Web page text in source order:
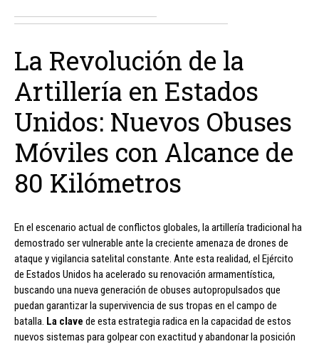
La Revolución de la
Artillería en Estados
Unidos: Nuevos Obuses
Móviles con Alcance de
80 Kilómetros
En el escenario actual de conflictos globales, la artillería tradicional ha
demostrado ser vulnerable ante la creciente amenaza de drones de
ataque y vigilancia satelital constante. Ante esta realidad, el Ejército
de Estados Unidos ha acelerado su renovación armamentística,
buscando una nueva generación de obuses autopropulsados que
puedan garantizar la supervivencia de sus tropas en el campo de
batalla. La clave de esta estrategia radica en la capacidad de estos
nuevos sistemas para golpear con exactitud y abandonar la posición